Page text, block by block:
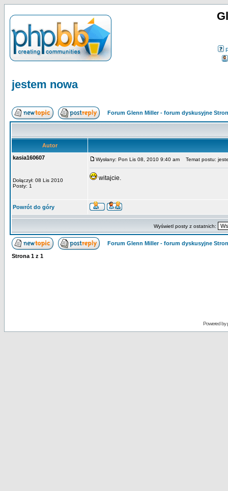
jestem nowa
Forum Glenn Miller - forum dyskusyjne
Autor
kasia160607
Dołączył: 08 Lis 2010
Posty: 1
Wysłany: Pon Lis 08, 2010 9:40 am Temat postu:
witajcie.
Powrót do góry
Wyświetl posty z ostatnich:
Forum Glenn Miller - forum dyskusyjne
Strona 1 z 1
Powered by